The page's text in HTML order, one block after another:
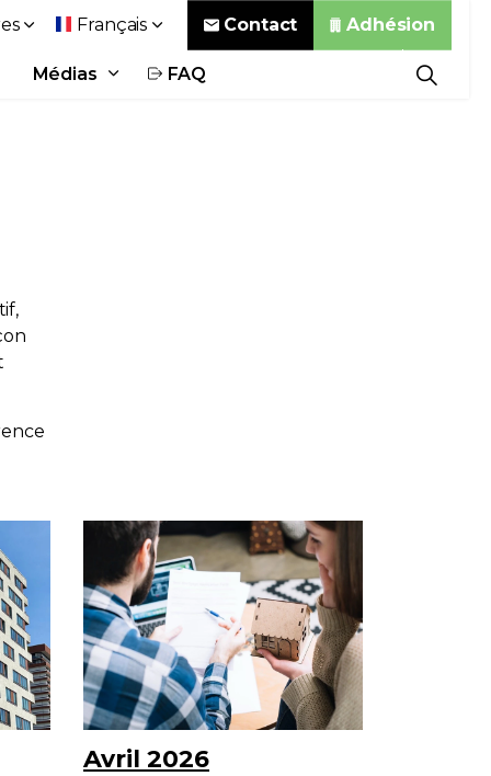
Médias FAQ
Français Contact Adhésion
Avril 2026